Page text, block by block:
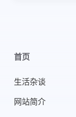
首页
生活杂谈
网站简介